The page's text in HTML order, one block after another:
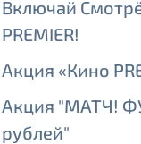
Включай
PREMIER!
Акция «Кино
Акция "МАТЧ!
рублей"
обработки